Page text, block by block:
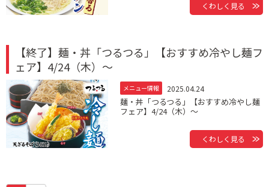
くわしく見る
【終了】麺・丼「つるつる」【おすすめ冷やし麺フ
ェア】4/24（木）～
メニュー情報 2025.04.24
麺・丼「つるつる」【おすすめ冷やし麺
フェア】4/24（木）～
くわしく見る